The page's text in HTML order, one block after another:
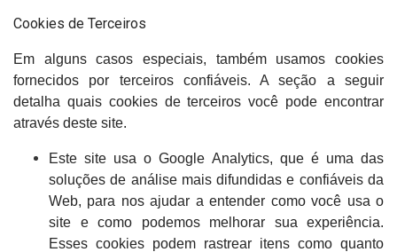
Cookies de Terceiros
Em alguns casos especiais, também usamos cookies
fornecidos por terceiros confiáveis. A seção a seguir
detalha quais cookies de terceiros você pode encontrar
através deste site.
Este site usa o Google Analytics, que é uma das
soluções de análise mais difundidas e confiáveis ​​da
Web, para nos ajudar a entender como você usa o
site e como podemos melhorar sua experiência.
Esses cookies podem rastrear itens como quanto